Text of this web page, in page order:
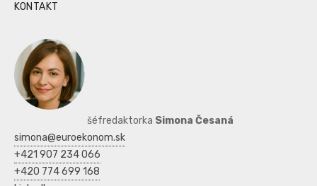
KONTAKT
šéfredaktorka Simona Česaná
simona@euroekonom.sk
+421 907 234 066
+420 774 699 168